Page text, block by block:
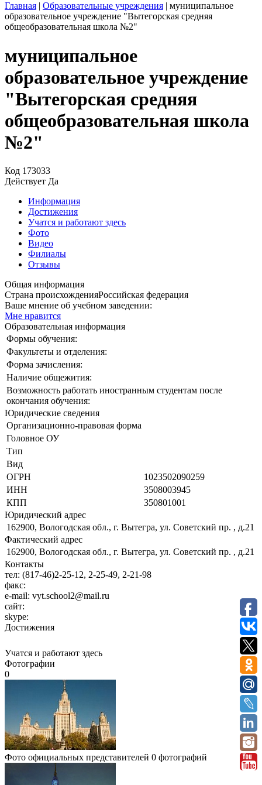
Главная | Образовательные учреждения | муниципальное
образовательное учреждение "Вытегорская средняя
общеобразовательная школа №2"
муниципальное
образовательное учреждение
"Вытегорская средняя
общеобразовательная школа
№2"
Код 173033
Действует Да
Информация
Достижения
Учатся и работают здесь
Фото
Видео
Филиалы
Отзывы
Общая информация
Страна происхожденияРоссийская федерация
Ваше мнение об учебном заведении:
Мне нравится
Образовательная информация
Формы обучения:
Факультеты и отделения:
Форма зачисления:
Наличие общежития:
Возможность работать иностранным студентам после
окончания обучения:
Юридические сведения
Организационно-правовая форма
Головное ОУ
Тип
Вид
ОГРН
1023502090259
ИНН
3508003945
КПП
350801001
Юридический адрес
162900, Вологодская обл., г. Вытегра, ул. Советский пр. , д.21
Фактический адрес
162900, Вологодская обл., г. Вытегра, ул. Советский пр. , д.21
Контакты
тел: (817-46)2-25-12, 2-25-49, 2-21-98
факс:
e-mail: vyt.school2@mail.ru
сайт:
skype:
Достижения
Учатся и работают здесь
Фотографии
0
Фото официальных представителей 0 фотографий